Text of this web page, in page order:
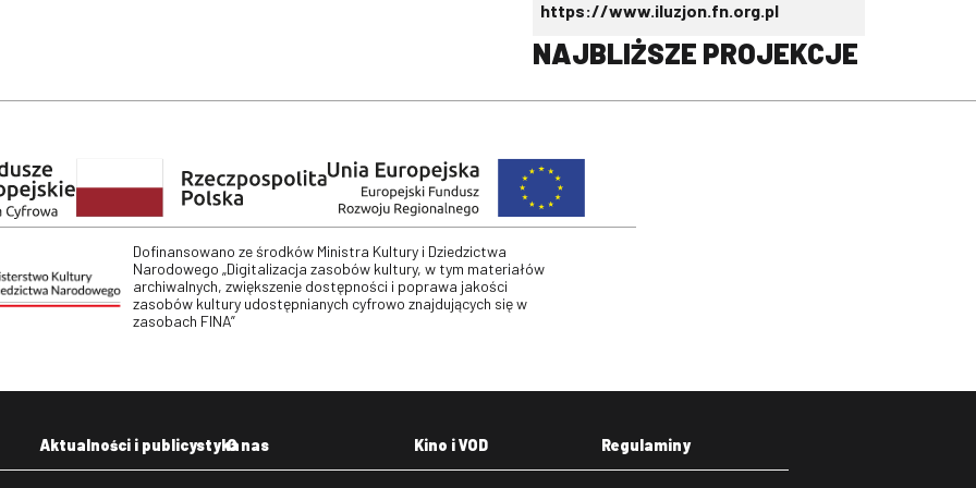
https://www.iluzjon.fn.org.pl
NAJBLIŻSZE PROJEKCJE
Dofinansowano ze środków Ministra Kultury i Dziedzictwa
Narodowego „Digitalizacja zasobów kultury, w tym materiałów
archiwalnych, zwiększenie dostępności i poprawa jakości
zasobów kultury udostępnianych cyfrowo znajdujących się w
zasobach FINA”
Aktualności i publicystykaO nas Kino i VOD Regulaminy